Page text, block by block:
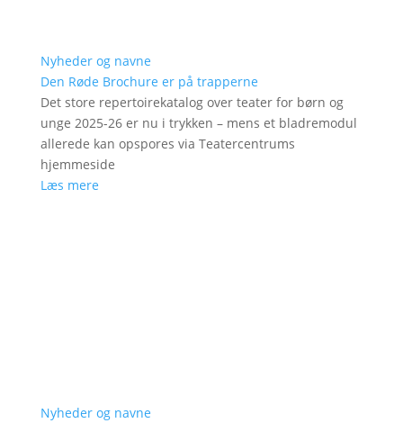
Nyheder og navne
Den Røde Brochure er på trapperne
Det store repertoirekatalog over teater for børn og
unge 2025-26 er nu i trykken – mens et bladremodul
allerede kan opspores via Teatercentrums
hjemmeside
Læs mere
Nyheder og navne